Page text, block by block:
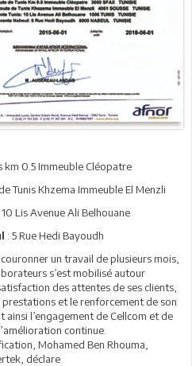
km 0.5 Immeuble Cléopatre
Tunis Khzema Immeuble El Menzli
10 Lis Avenue Ali Belhouane
: 5 Rue Hedi Bayoudh
un travail de plusieurs mois,
s’est mobilisé autour
des attentes de ses clients,
et le renforcement de son
l’engagement de Cellcom et de
continue.
Mohamed Ben Rhouma,
déclare